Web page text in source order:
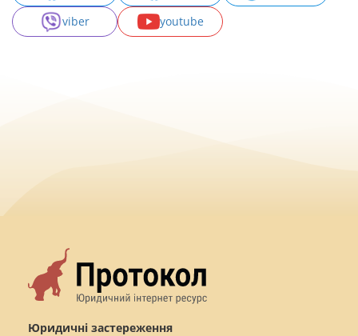
viber
youtube
Юридичні застереження